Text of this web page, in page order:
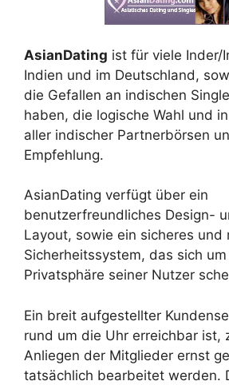
AsianDating ist für viele Inder/
Indien und im Deutschland,
die Gefallen an indischen
haben, die logische Wahl und
aller indischer Partnerbörsen
Empfehlung.
AsianDating verfügt über ein
benutzerfreundliches Design-
Layout, sowie ein sicheres und
Sicherheitssystem, das sich
Privatsphäre seiner Nutzer
Ein breit aufgestellter
rund um die Uhr erreichbar ist,
Anliegen der Mitglieder ernst
tatsächlich bearbeitet werden.